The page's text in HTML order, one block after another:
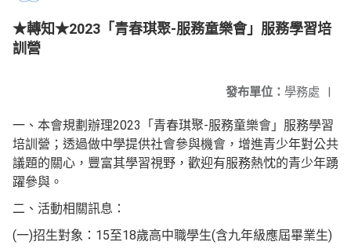
★轉知★2023「青春琪聚-服務童樂會」服務學習培
訓營
發布單位： 學務處 |
一、本會規劃辦理2023「青春琪聚-服務童樂會」服務學習
培訓營；透過做中學提供社會參與機會，增進青少年對公共
議題的關心，豐富其學習視野，歡迎有服務熱忱的青少年踴
躍參與。
二、活動相關訊息：
(一)招生對象：15至18歲高中職學生(含九年級應屆畢業生)